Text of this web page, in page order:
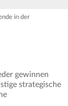
in der
gewinnen
strategische